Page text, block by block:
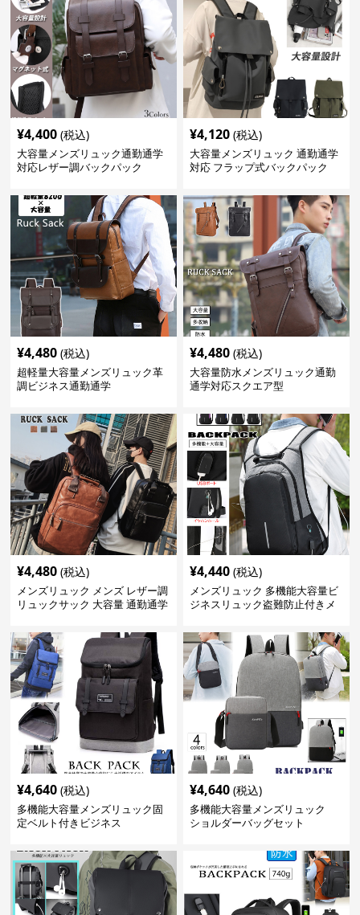
¥4,400 (税込)
大容量メンズリュック通勤通学
対応レザー調バックパック
¥4,120 (税込)
大容量メンズリュック 通勤通学
対応 フラップ式バックパック
¥4,480 (税込)
超軽量大容量メンズリュック革
調ビジネス通勤通学
¥4,480 (税込)
大容量防水メンズリュック通勤
通学対応スクエア型
¥4,480 (税込)
メンズリュック メンズ レザー調
リュックサック 大容量 通勤通学
¥4,440 (税込)
メンズリュック 多機能大容量ビ
ジネスリュック盗難防止付きメ
¥4,640 (税込)
多機能大容量メンズリュック固
定ベルト付きビジネス
¥4,640 (税込)
多機能大容量メンズリュック
ショルダーバッグセット